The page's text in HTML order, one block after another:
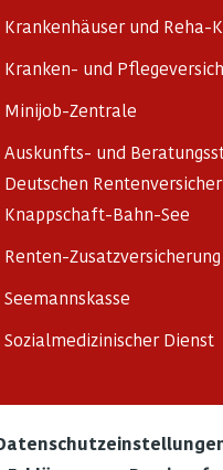
Krankenhäuser und Reha-
Kranken- und
Minijob-Zentrale
Auskunfts- und
Deutschen
Knappschaft-Bahn-See
Renten-Zusatzversicherung
Seemannskasse
Sozialmedizinischer Dienst